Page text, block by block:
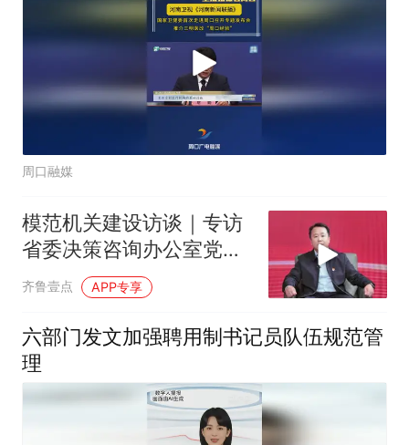
周口融媒
模范机关建设访谈｜专访
省委决策咨询办公室党支
部书记韩云勇
齐鲁壹点 APP专享
六部门发文加强聘用制书记员队伍规范管
理